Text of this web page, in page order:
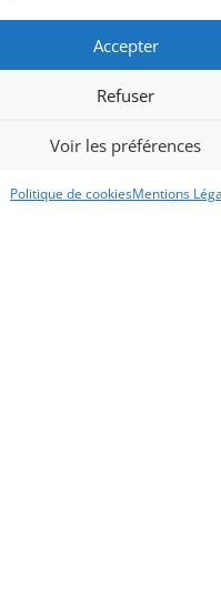
Accepter
Refuser
Voir les préférences
Politique de cookiesMentions